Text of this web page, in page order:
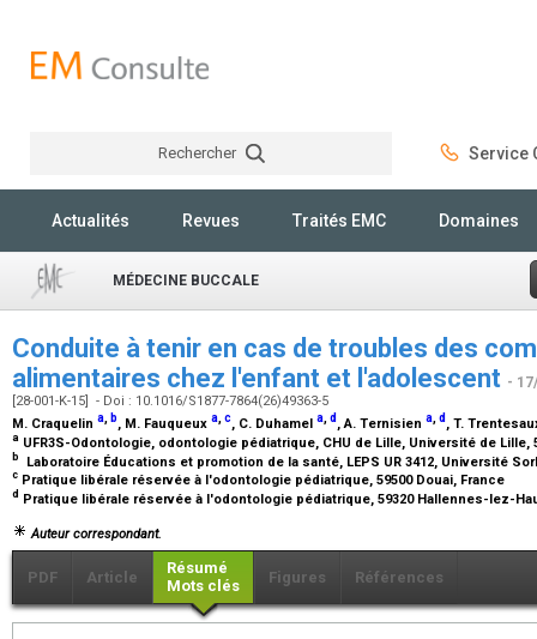
Rechercher Service
Actualités Revues Traités EMC Domaines
MÉDECINE BUCCALE
Conduite à tenir en cas de troubles des
alimentaires chez l'enfant et l'adolescent -
[28-001-K-15] - Doi : 10.1016/S1877-7864(26)49363-5
M. Craquelin a, b, M. Fauqueux a,c, C. Duhamel a,d , A. Ternisien a,d , T.
a UFR3S-Odontologie, odontologie pédiatrique, CHU de Lille, Université de Lille,
b Laboratoire Éducations et promotion de la santé, LEPS UR 3412, Université
c Pratique libérale réservée à l'odontologie pédiatrique, 59500 Douai, France
d Pratique libérale réservée à l'odontologie pédiatrique, 59320 Hallennes-lez-
Auteur correspondant.
PDF Article
Résumé
Mots clés
Figures Références